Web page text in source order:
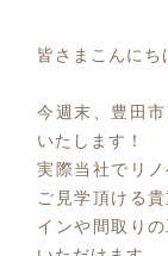
皆さまこんにち
今週末、豊田
いたします！
実際当社でリ
ご見学頂ける
インや間取り